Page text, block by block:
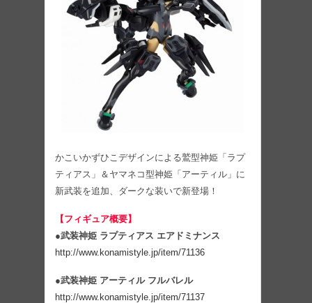
かこいかずひこデザインによる鷲型神姫「ラプ
ティアス」＆ヤマネコ型神姫「アーティル」に
新武装を追加、ダークな装いで新登場！
【フィギュア概要】
●武装神姫 ラプティアス エアドミナンス
http://www.konamistyle.jp/item/71136
●武装神姫 アーティル フルバレル
http://www.konamistyle.jp/item/71137